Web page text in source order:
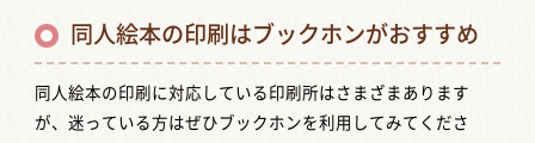
同人絵本の印刷はブックホンがおすすめ
同人絵本の印刷に対応している印刷所はさまざまあります
が、迷っている方はぜひブックホンを利用してみてくださ